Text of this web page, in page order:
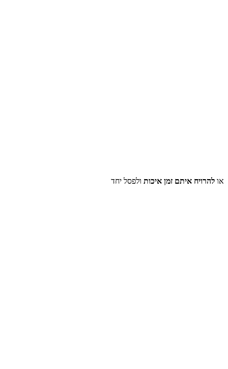
או להרויח איתם זמן איכות ולפסל יחד